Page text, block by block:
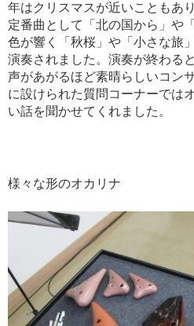
年はクリスマスが近いこともあ
定番曲として「北の国から」や
色が響く「秋桜」や「小さな旅
演奏されました。演奏が終わる
声があがるほど素晴らしいコン
に設けられた質問コーナーでは
い話を聞かせてくれました。
様々な形のオカリナ